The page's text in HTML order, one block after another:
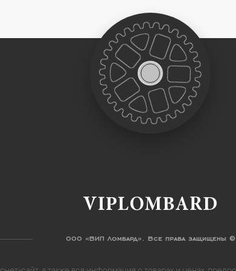
VIPLOMBARD
ООО «ВИП Ломбард». Все права защищены ©